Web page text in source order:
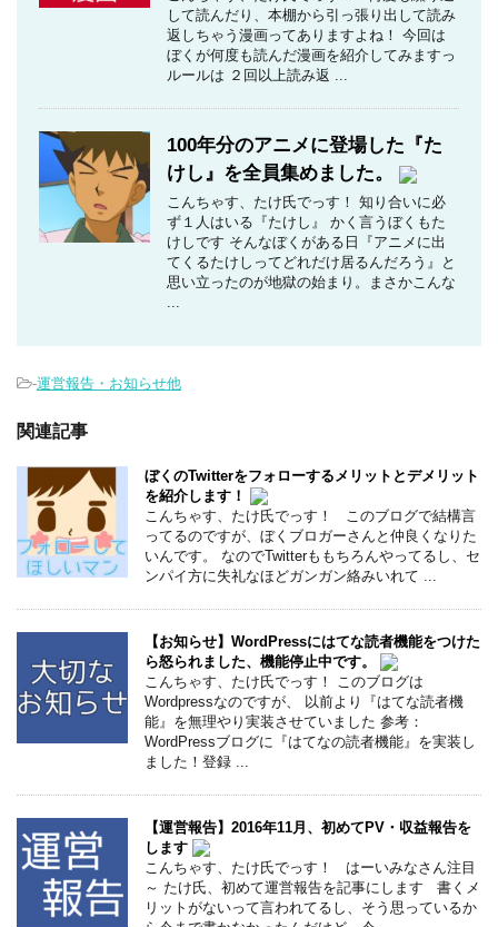
して読んだり、本棚から引っ張り出して読み
返しちゃう漫画ってありますよね！ 今回は
ぼくが何度も読んだ漫画を紹介してみますっ
ルールは ２回以上読み返 ...
100年分のアニメに登場した『た
けし』を全員集めました。
こんちゃす、たけ氏でっす！ 知り合いに必
ず１人はいる『たけし』 かく言うぼくもた
けしです そんなぼくがある日『アニメに出
てくるたけしってどれだけ居るんだろう』と
思い立ったのが地獄の始まり。まさかこんな
-運営報告・お知らせ他
関連記事
ぼくのTwitterをフォローするメリットとデメリット
を紹介します！
こんちゃす、たけ氏でっす！ このブログで結構言
ってるのですが、ぼくブロガーさんと仲良くなりた
いんです。 なのでTwitterももちろんやってるし、セ
ンパイ方に失礼なほどガンガン絡みいれて ...
【お知らせ】WordPressにはてな読者機能をつけた
ら怒られました、機能停止中です。
こんちゃす、たけ氏でっす！ このブログは
Wordpressなのですが、 以前より『はてな読者機
能』を無理やり実装させていました 参考：
WordPressブログに『はてなの読者機能』を実装し
ました！登録 ...
【運営報告】2016年11月、初めてPV・収益報告を
します
こんちゃす、たけ氏でっす！ はーいみなさん注目
～ たけ氏、初めて運営報告を記事にします 書くメ
リットがないって言われてるし、そう思っているか